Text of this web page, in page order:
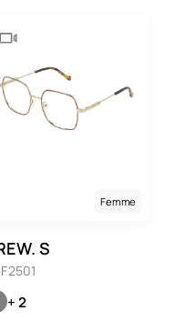
Femme
S
+ 2